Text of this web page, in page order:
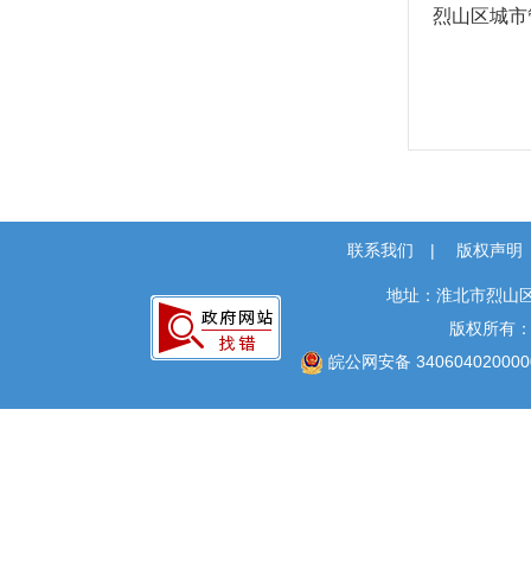
烈山区城
联系我们 | 版权声明
地址：淮北市烈山
版权所有
皖公网安备